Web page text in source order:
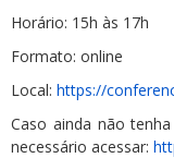
Horário: 15h às 17h
Formato: online
Local: https://
Caso ainda não
necessário acessar: